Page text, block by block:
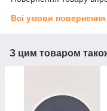
Всі умови повернення
З цим товаром